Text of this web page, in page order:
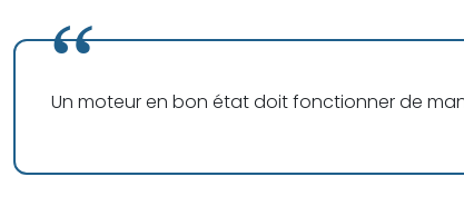
Un moteur en bon état doit fonctionner de